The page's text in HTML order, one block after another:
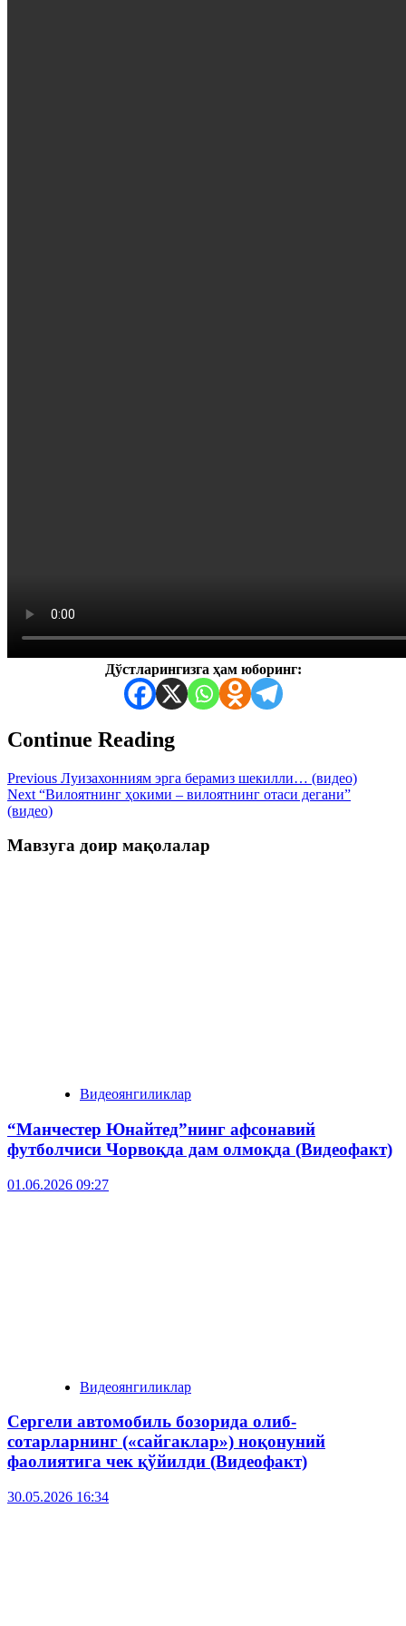
Дўстларингизга ҳам юборинг:
Continue Reading
Previous Луизахонниям эрга берамиз шекилли… (видео)
Next “Вилоятнинг ҳокими – вилоятнинг отаси дегани”
(видео)
Мавзуга доир мақолалар
Видеоянгиликлар
“Манчестер Юнайтед”нинг афсонавий
футболчиси Чорвоқда дам олмоқда (Видеофакт)
01.06.2026 09:27
Видеоянгиликлар
Сергели автомобиль бозорида олиб-
сотарларнинг («сайгаклар») ноқонуний
фаолиятига чек қўйилди (Видеофакт)
30.05.2026 16:34